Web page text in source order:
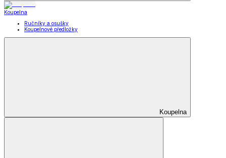
Koupelna
Ručníky a osušky
Koupelnové předložky
Koupelna